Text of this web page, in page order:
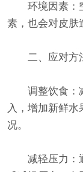
环境因素：空
素，也会对皮肤
二、应对方
调整饮食：减
入，增加新鲜水
况。
减轻压力：通